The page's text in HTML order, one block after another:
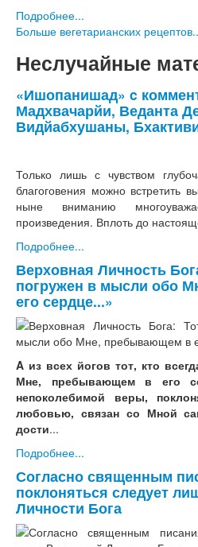
Подробнее...
Больше вегетарианских
Неслучайные
«Ишопанишад» c
Мадхвачарйи, Веданта
Видйабхушаны,
Только лишь с чувством
благоговения можно встретить
ныне вниманию
произведения. Вплоть до
Подробнее...
Верховная Личность
погружен в мысли обо
его сердце...»
A из всех йогов тот, кто
Мне, пребывающем в его
непоколебимой веры,
любовью, связан со Мной
дости...
Подробнее...
Согласно священным
поклоняться следует
Личности Бога